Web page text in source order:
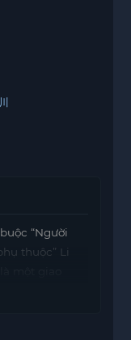
“Người
thuộc” Li
phức tạp
thành lòng